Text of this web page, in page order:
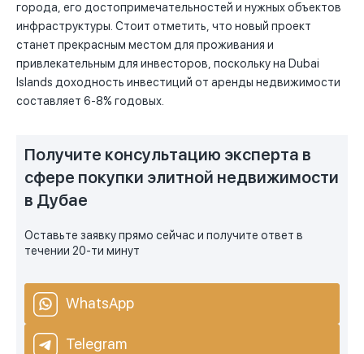
города, его достопримечательностей и нужных объектов
инфраструктуры. Стоит отметить, что новый проект
станет прекрасным местом для проживания и
привлекательным для инвесторов, поскольку на Dubai
Islands доходность инвестиций от аренды недвижимости
составляет 6-8% годовых.
Получите консультацию эксперта в
сфере покупки элитной недвижимости
в Дубае
Оставьте заявку прямо сейчас и получите ответ в
течении 20-ти минут
WhatsApp
Telegram